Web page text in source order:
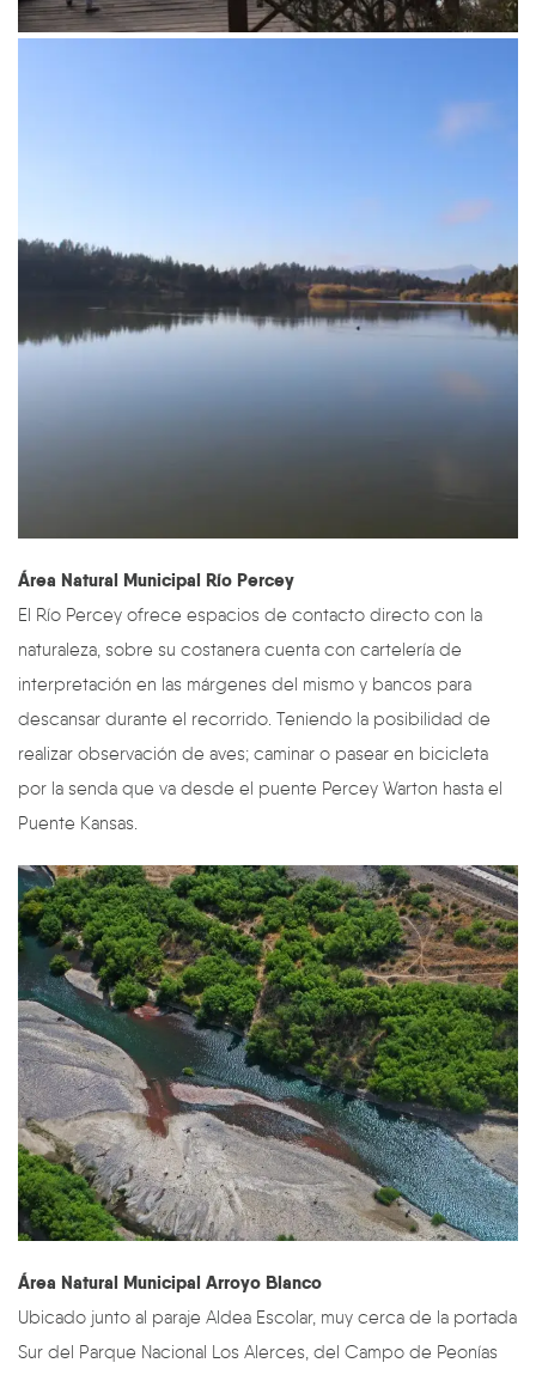
Área Natural Municipal Río Percey
El Río Percey ofrece espacios de contacto directo con la
naturaleza, sobre su costanera cuenta con cartelería de
interpretación en las márgenes del mismo y bancos para
descansar durante el recorrido. Teniendo la posibilidad de
realizar observación de aves; caminar o pasear en bicicleta
por la senda que va desde el puente Percey Warton hasta el
Puente Kansas.
Área Natural Municipal Arroyo Blanco
Ubicado junto al paraje Aldea Escolar, muy cerca de la portada
Sur del Parque Nacional Los Alerces, del Campo de Peonías